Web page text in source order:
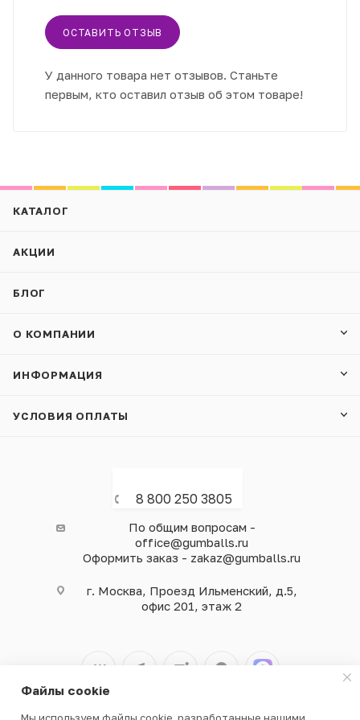
ОСТАВИТЬ ОТЗЫВ
У данного товара нет отзывов. Станьте
первым, кто оставил отзыв об этом товаре!
КАТАЛОГ
АКЦИИ
БЛОГ
О КОМПАНИИ
ИНФОРМАЦИЯ
УСЛОВИЯ ОПЛАТЫ
8 800 250 3805
По общим вопросам -
office@gumballs.ru
Оформить заказ - zakaz@gumballs.ru
г. Москва, Проезд Ильменский, д.5,
офис 201, этаж 2
Файлы cookie